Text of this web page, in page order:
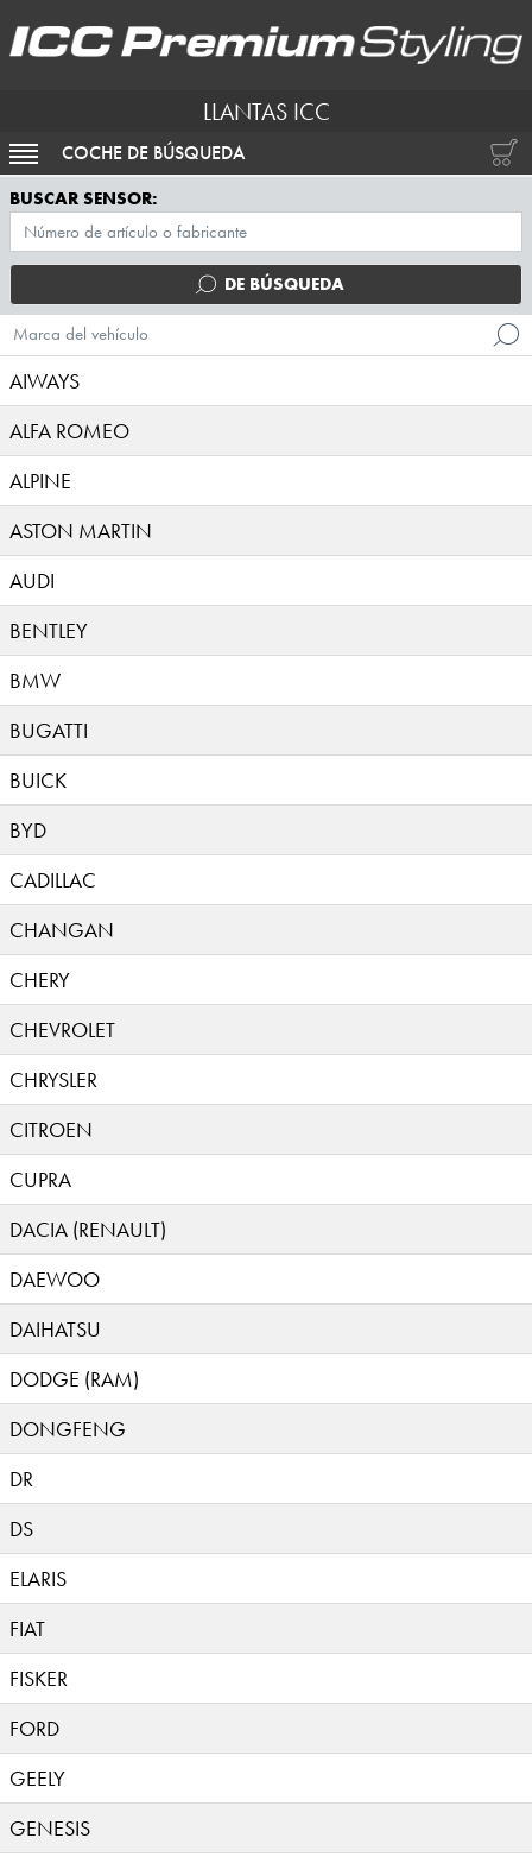
LLANTAS ICC
ACTIVAR NAVEGACIÓN
COCHE DE BÚSQUEDA
BUSCAR SENSOR:
DE BÚSQUEDA
Marca del vehículo
AIWAYS
ALFA ROMEO
ALPINE
ASTON MARTIN
AUDI
BENTLEY
BMW
BUGATTI
BUICK
BYD
CADILLAC
CHANGAN
CHERY
CHEVROLET
CHRYSLER
CITROEN
CUPRA
DACIA (RENAULT)
DAEWOO
DAIHATSU
DODGE (RAM)
DONGFENG
DR
DS
ELARIS
FIAT
FISKER
FORD
GEELY
GENESIS